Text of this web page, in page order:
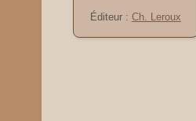
Éditeur : Ch. Leroux